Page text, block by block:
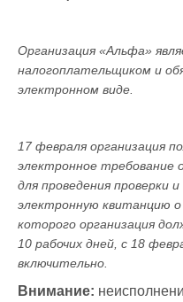
Организация «Альфа»
налогоплательщиком и
электронном виде.
17 февраля организация
электронное требование
для проведения проверки
электронную квитанцию
которого организация
10 рабочих дней, с 18
включительно.
Внимание: